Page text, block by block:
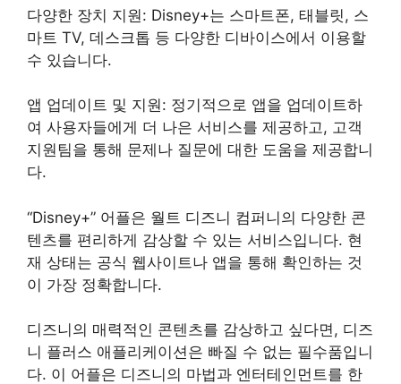
다양한 장치 지원: Disney+는 스마트폰, 태블릿, 스
마트 TV, 데스크톱 등 다양한 디바이스에서 이용할
수 있습니다.
앱 업데이트 및 지원: 정기적으로 앱을 업데이트하
여 사용자들에게 더 나은 서비스를 제공하고, 고객
지원팀을 통해 문제나 질문에 대한 도움을 제공합니
다.
“Disney+” 어플은 월트 디즈니 컴퍼니의 다양한 콘
텐츠를 편리하게 감상할 수 있는 서비스입니다. 현
재 상태는 공식 웹사이트나 앱을 통해 확인하는 것
이 가장 정확합니다.
디즈니의 매력적인 콘텐츠를 감상하고 싶다면, 디즈
니 플러스 애플리케이션은 빠질 수 없는 필수품입니
다. 이 어플은 디즈니의 마법과 엔터테인먼트를 한